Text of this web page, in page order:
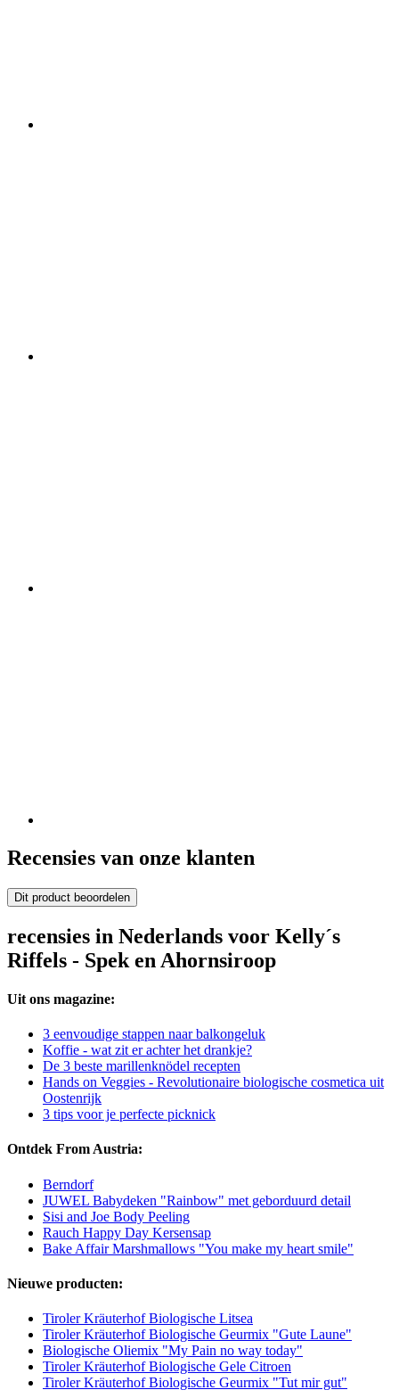
Recensies van onze klanten
Dit product beoordelen
recensies in Nederlands voor Kelly´s
Riffels - Spek en Ahornsiroop
Uit ons magazine:
3 eenvoudige stappen naar balkongeluk
Koffie - wat zit er achter het drankje?
De 3 beste marillenknödel recepten
Hands on Veggies - Revolutionaire biologische cosmetica uit
Oostenrijk
3 tips voor je perfecte picknick
Ontdek From Austria:
Berndorf
JUWEL Babydeken "Rainbow" met geborduurd detail
Sisi and Joe Body Peeling
Rauch Happy Day Kersensap
Bake Affair Marshmallows "You make my heart smile"
Nieuwe producten:
Tiroler Kräuterhof Biologische Litsea
Tiroler Kräuterhof Biologische Geurmix "Gute Laune"
Biologische Oliemix "My Pain no way today"
Tiroler Kräuterhof Biologische Gele Citroen
Tiroler Kräuterhof Biologische Geurmix "Tut mir gut"